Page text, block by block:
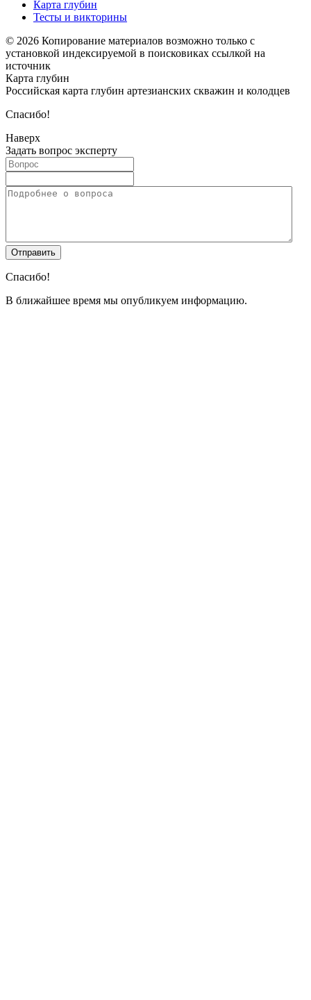
Карта глубин
Тесты и викторины
© 2026 Копирование материалов возможно только с
установкой индексируемой в поисковиках ссылкой на
источник
Карта глубин
Российская карта глубин артезианских скважин и колодцев
Спасибо!
Наверх
Задать вопрос эксперту
Спасибо!
В ближайшее время мы опубликуем информацию.